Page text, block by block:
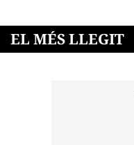
EL MÉS LLEGIT